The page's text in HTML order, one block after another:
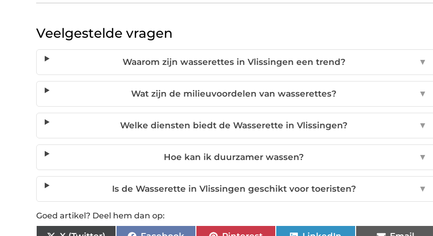
Veelgestelde vragen
Waarom zijn wasserettes in Vlissingen een trend? ▼
Wat zijn de milieuvoordelen van wasserettes? ▼
Welke diensten biedt de Wasserette in Vlissingen? ▼
Hoe kan ik duurzamer wassen? ▼
Is de Wasserette in Vlissingen geschikt voor toeristen? ▼
Goed artikel? Deel hem dan op: